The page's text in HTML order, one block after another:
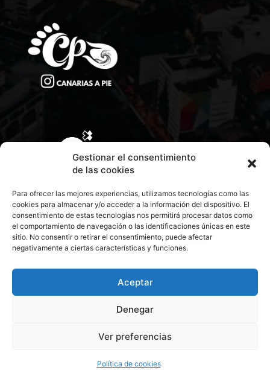
Gestionar el consentimiento
de las cookies
Para ofrecer las mejores experiencias, utilizamos tecnologías como las
cookies para almacenar y/o acceder a la información del dispositivo. El
consentimiento de estas tecnologías nos permitirá procesar datos como
el comportamiento de navegación o las identificaciones únicas en este
sitio. No consentir o retirar el consentimiento, puede afectar
negativamente a ciertas características y funciones.
Aceptar
Denegar
Ver preferencias
Política de cookies
CONTACTA CON NOSOTROS
© 2026 Todos los derechos reservados. Culturamanía